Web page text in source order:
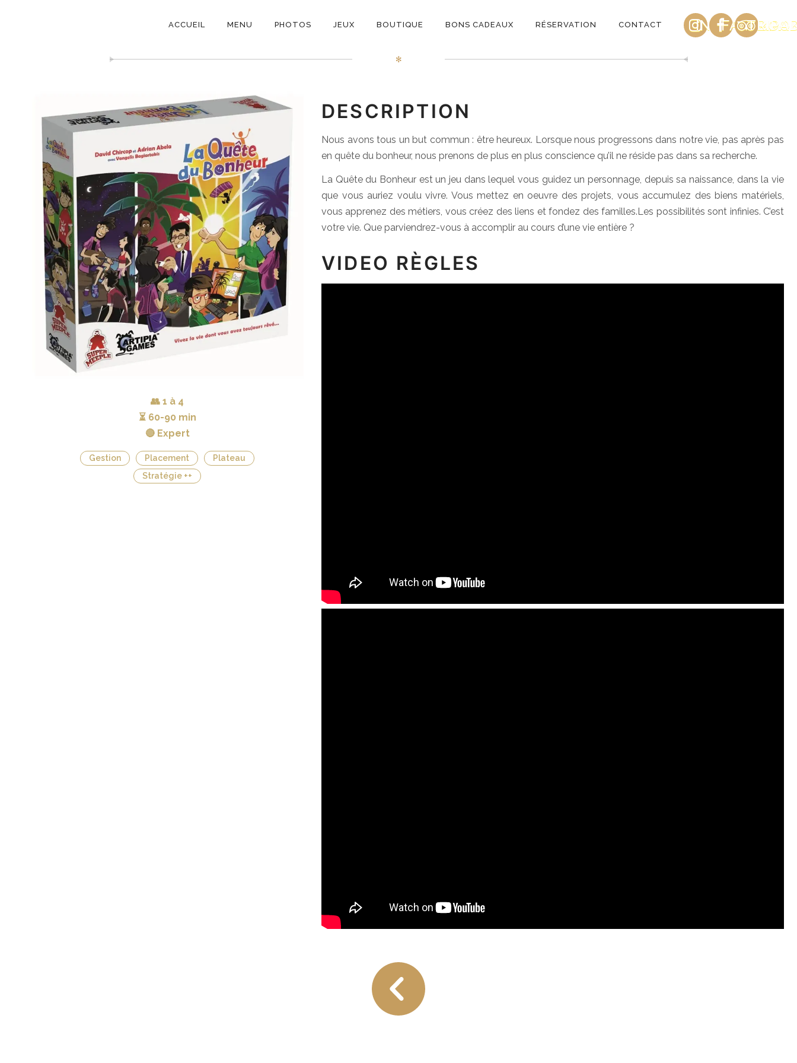
NAVIGATION
ACCUEIL MENU PHOTOS JEUX BOUTIQUE BONS CADEAUX RÉSERVATION CONTACT INSTAGRAM
La Quête Du Bonheur
✻
👥 1 à 4
⏳ 60-90 min
🔴 Expert
Gestion Placement
Plateau
Stratégie ++
DESCRIPTION
Nous avons tous un but commun : être heureux. Lorsque nous progressons dans notre vie, pas après pas
en quête du bonheur, nous prenons de plus en plus conscience qu’il ne réside pas dans sa recherche.
La Quête du Bonheur est un jeu dans lequel vous guidez un personnage, depuis sa naissance, dans la vie
que vous auriez voulu vivre. Vous mettez en oeuvre des projets, vous accumulez des biens matériels,
vous apprenez des métiers, vous créez des liens et fondez des familles.Les possibilités sont infinies. C’est
votre vie. Que parviendrez-vous à accomplir au cours d’une vie entière ?
VIDEO RÈGLES